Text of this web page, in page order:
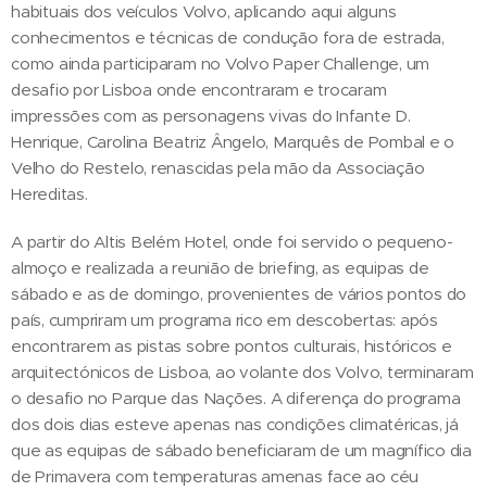
habituais dos veículos Volvo, aplicando aqui alguns
conhecimentos e técnicas de condução fora de estrada,
como ainda participaram no Volvo Paper Challenge, um
desafio por Lisboa onde encontraram e trocaram
impressões com as personagens vivas do Infante D.
Henrique, Carolina Beatriz Ângelo, Marquês de Pombal e o
Velho do Restelo, renascidas pela mão da Associação
Hereditas.
A partir do Altis Belém Hotel, onde foi servido o pequeno-
almoço e realizada a reunião de briefing, as equipas de
sábado e as de domingo, provenientes de vários pontos do
país, cumpriram um programa rico em descobertas: após
encontrarem as pistas sobre pontos culturais, históricos e
arquitectónicos de Lisboa, ao volante dos Volvo, terminaram
o desafio no Parque das Nações. A diferença do programa
dos dois dias esteve apenas nas condições climatéricas, já
que as equipas de sábado beneficiaram de um magnífico dia
de Primavera com temperaturas amenas face ao céu